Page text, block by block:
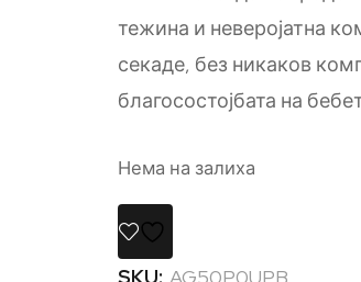
тежина и неверојатна
секаде, без никаков
благосостојбата на
Нема на залиха